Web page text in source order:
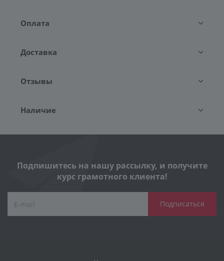
Оплата
Доставка
Отзывы
Наличие
Подпишитесь на нашу рассылку, и получите
курс грамотного клиента!